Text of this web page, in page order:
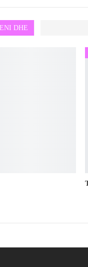
DHE